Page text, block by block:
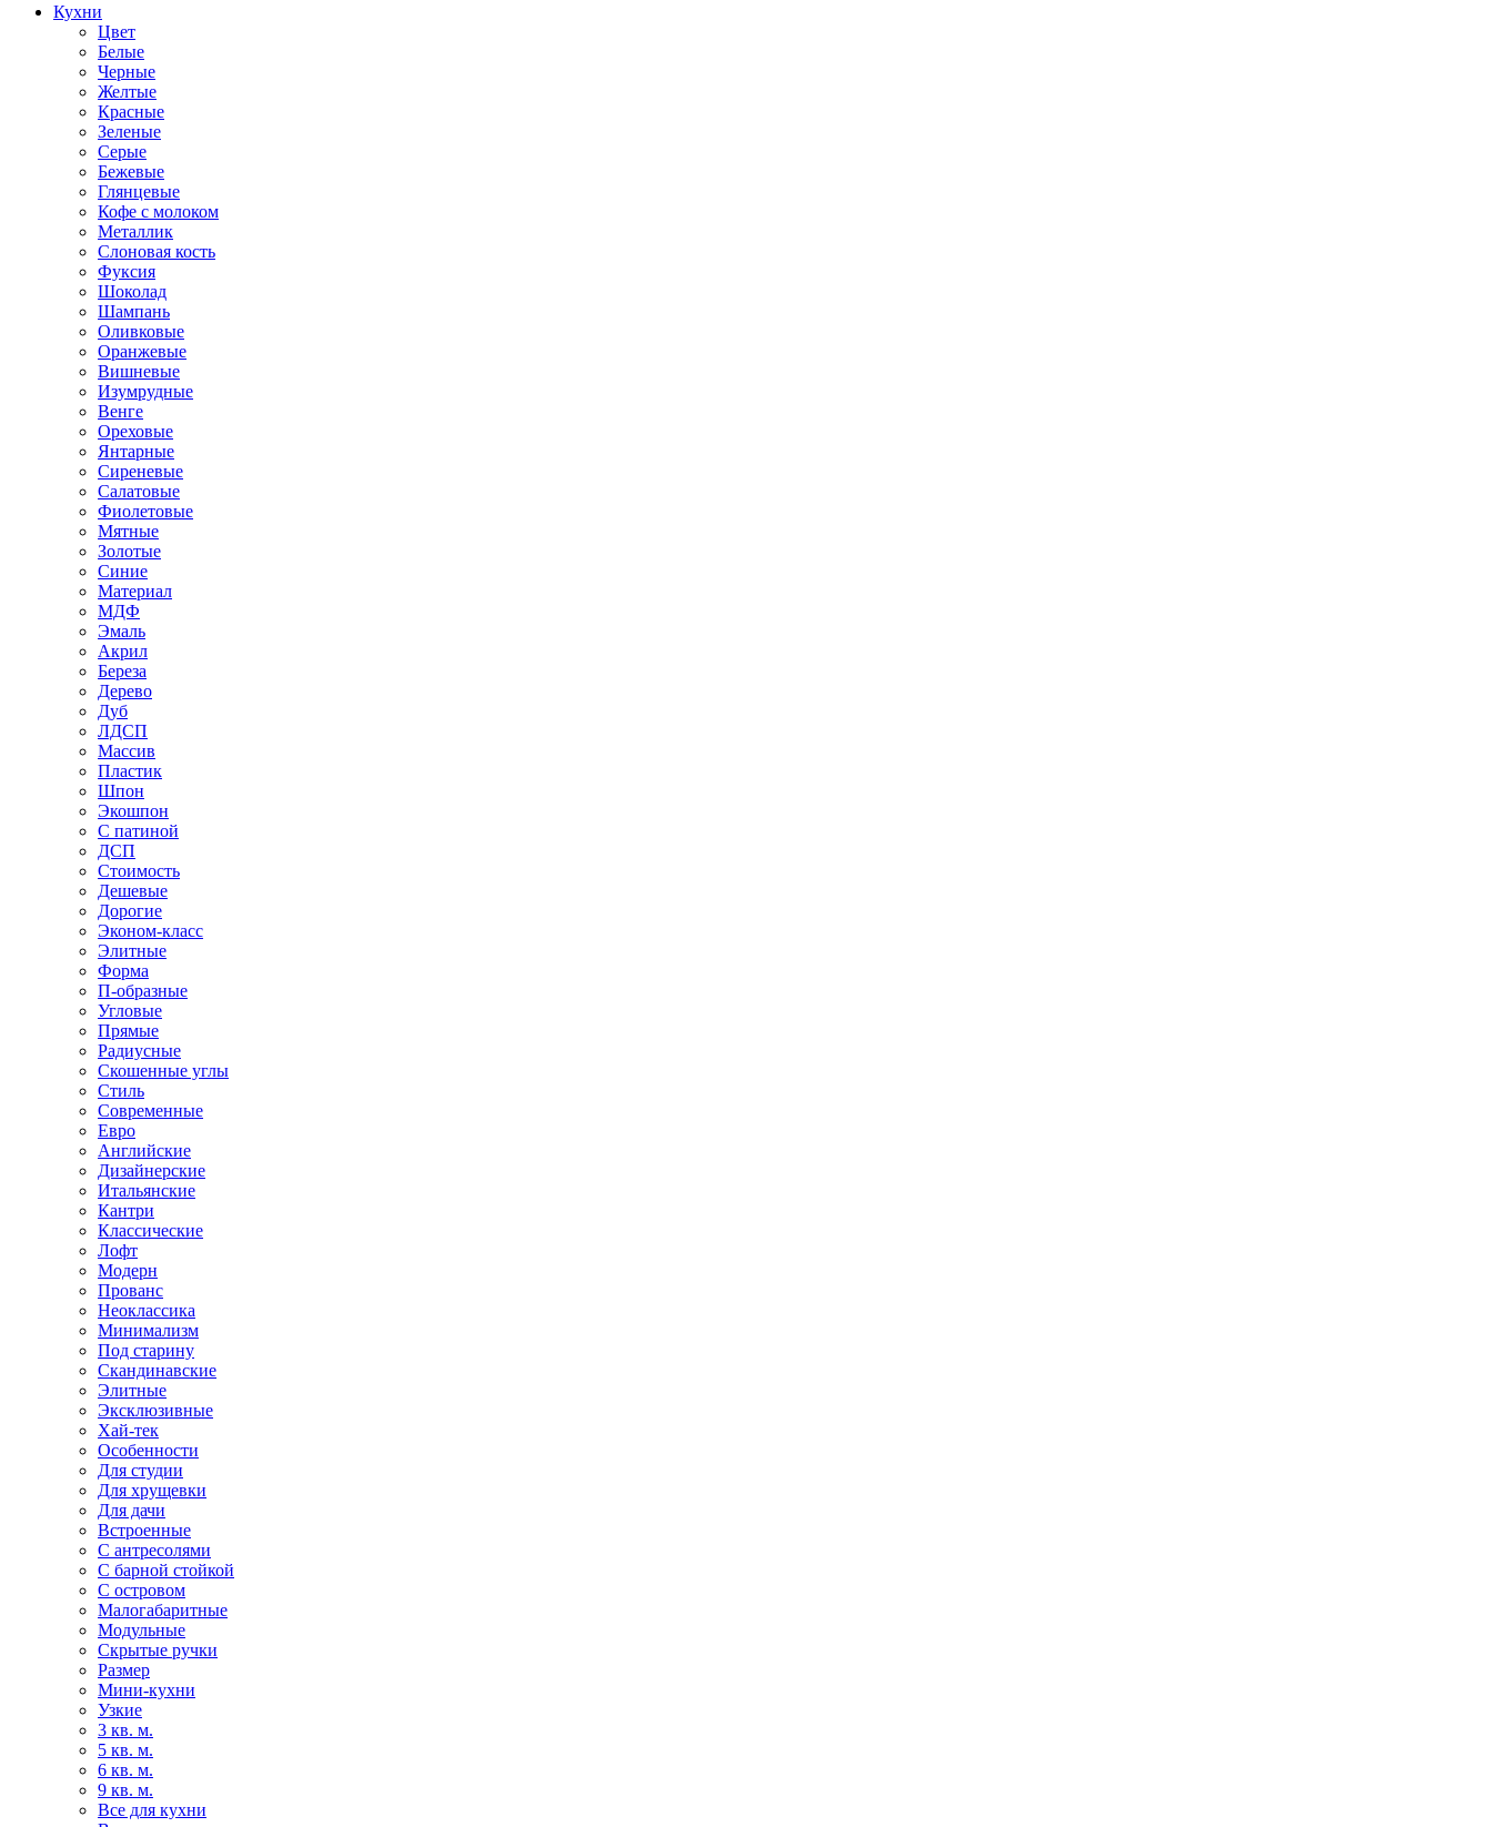
Кухни
Цвет
Белые
Черные
Желтые
Красные
Зеленые
Серые
Бежевые
Глянцевые
Кофе с молоком
Металлик
Слоновая кость
Фуксия
Шоколад
Шампань
Оливковые
Оранжевые
Вишневые
Изумрудные
Венге
Ореховые
Янтарные
Сиреневые
Салатовые
Фиолетовые
Мятные
Золотые
Синие
Материал
МДФ
Эмаль
Акрил
Береза
Дерево
Дуб
ЛДСП
Массив
Пластик
Шпон
Экошпон
С патиной
ДСП
Стоимость
Дешевые
Дорогие
Эконом-класс
Элитные
Форма
П-образные
Угловые
Прямые
Радиусные
Скошенные углы
Стиль
Современные
Евро
Английские
Дизайнерские
Итальянские
Кантри
Классические
Лофт
Модерн
Прованс
Неоклассика
Минимализм
Под старину
Скандинавские
Элитные
Эксклюзивные
Хай-тек
Особенности
Для студии
Для хрущевки
Для дачи
Встроенные
С антресолями
С барной стойкой
С островом
Малогабаритные
Модульные
Скрытые ручки
Размер
Мини-кухни
Узкие
3 кв. м.
5 кв. м.
6 кв. м.
9 кв. м.
Все для кухни